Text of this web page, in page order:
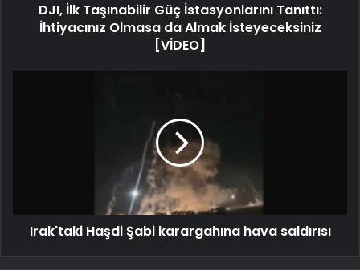
DJI, İlk Taşınabilir Güç İstasyonlarını Tanıttı:
İhtiyacınız Olmasa da Almak İsteyeceksiniz
[VİDEO]
Irak'taki Haşdi Şabi karargahına hava saldırısı